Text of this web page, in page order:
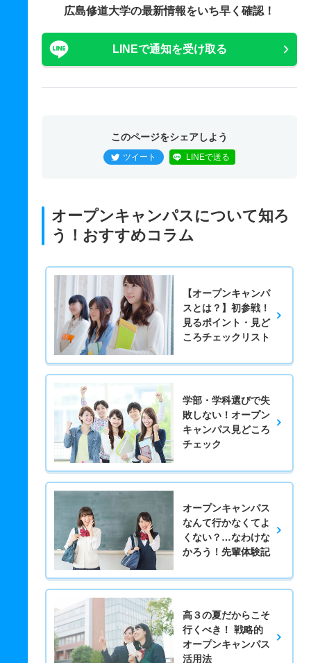
広島修道大学の最新情報をいち早く確認！
LINEで通知を受け取る
このページをシェアしよう
ツイート LINEで送る
オープンキャンパスについて知ろ
う！おすすめコラム
【オープンキャンパ
スとは？】初参戦！
見るポイント・見ど
ころチェックリスト
学部・学科選びで失
敗しない！オープン
キャンパス見どころ
チェック
オープンキャンパス
なんて行かなくてよ
くない？…なわけな
かろう！先輩体験記
高３の夏だからこそ
行くべき！ 戦略的
オープンキャンパス
活用法